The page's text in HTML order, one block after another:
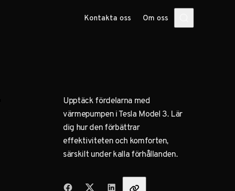
Kontakta oss Om oss
Upptäck fördelarna med
värmepumpen i Tesla Model 3. Lär
dig hur den förbättrar
effektiviteten och komforten,
särskilt under kalla förhållanden.
Dela med vänner